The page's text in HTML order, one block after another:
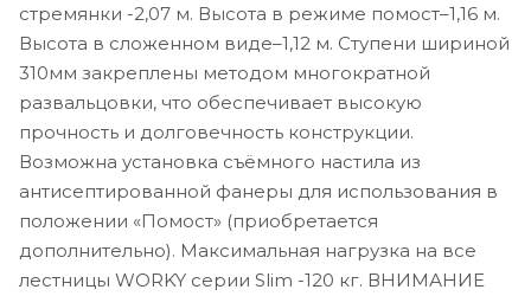
стремянки -2,07 м. Высота в режиме помост–1,16 м.
Высота в сложенном виде–1,12 м. Ступени шириной
310мм закреплены методом многократной
развальцовки, что обеспечивает высокую
прочность и долговечность конструкции.
Возможна установка съёмного настила из
антисептированной фанеры для использования в
положении «Помост» (приобретается
дополнительно). Максимальная нагрузка на все
лестницы WORKY серии Slim -120 кг. ВНИМАНИЕ